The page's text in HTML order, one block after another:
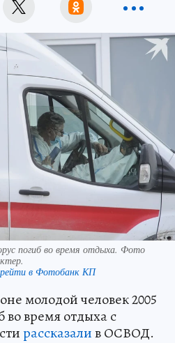
погиб во время отдыха. Фото
в Фотобанк КП
молодой человек 2005
время отдыха с
рассказалив ОСВОД.